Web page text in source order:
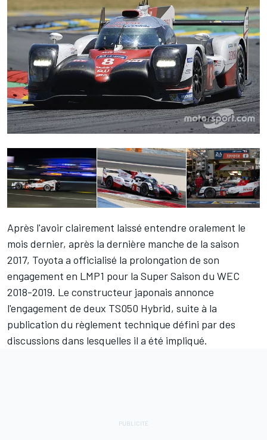
Après l'avoir clairement laissé entendre oralement le
mois dernier, après la dernière manche de la saison
2017, Toyota a officialisé la prolongation de son
engagement en LMP1 pour la Super Saison du WEC
2018-2019. Le constructeur japonais annonce
l'engagement de deux TS050 Hybrid, suite à la
publication du règlement technique défini par des
discussions dans lesquelles il a été impliqué.